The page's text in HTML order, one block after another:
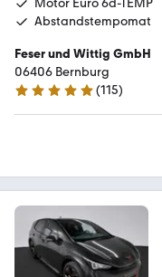
Motor Euro 6d-TEMP
Abstandstempomat
Feser und Wittig GmbH
06406 Bernburg
4.9 Sterne
(115)